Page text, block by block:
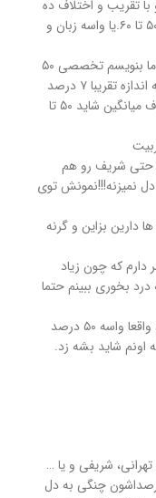
تقریب و اختلاف ده
درصد نوشتین؟مثلا نوشتین تخصصی ۵۰ تا ۶۰.یا واسه زبان و
مثه اینکه من بدونم تخصصی ۵۲ زدم اما بنویسم تخصصی ۵۰
تا ۶۰.همین ده درصد اختلاف خودش به اندازه تقریبا ۷ درصد
روی میانگین تاثیر داره و ۷ درصد اختلاف میانگین شاید ۵۰ تا
حتی شریف رو هم
نمیزنه!!!نمونش توی
دارین بزاین و گرنه
دارم که چون زیاد
بخوری ببینم حتما
در ضمن اینو هم بگم که آزمون استعداد واقعا واسه ۵۰ درصد
شریفی و یا …
چنگی به دل